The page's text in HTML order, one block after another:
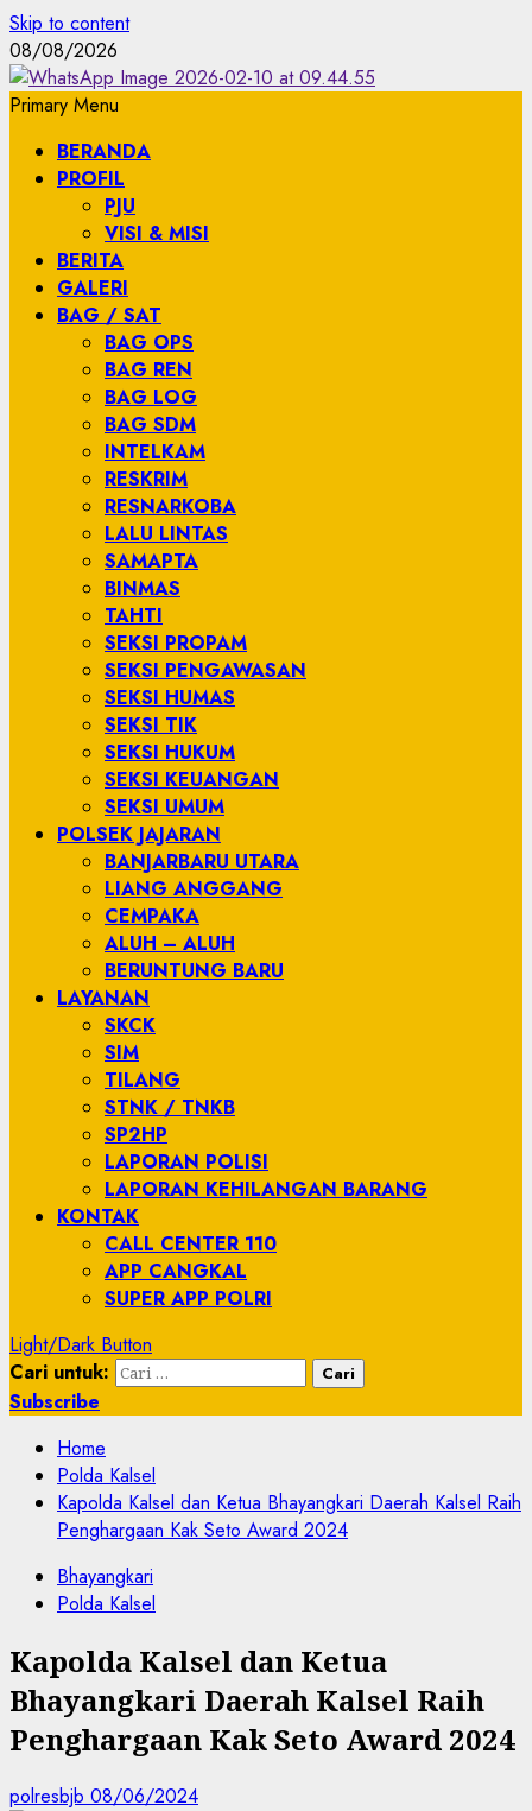
Skip to content
08/08/2026
Primary Menu
BERANDA
PROFIL
PJU
VISI & MISI
BERITA
GALERI
BAG / SAT
BAG OPS
BAG REN
BAG LOG
BAG SDM
INTELKAM
RESKRIM
RESNARKOBA
LALU LINTAS
SAMAPTA
BINMAS
TAHTI
SEKSI PROPAM
SEKSI PENGAWASAN
SEKSI HUMAS
SEKSI TIK
SEKSI HUKUM
SEKSI KEUANGAN
SEKSI UMUM
POLSEK JAJARAN
BANJARBARU UTARA
LIANG ANGGANG
CEMPAKA
ALUH – ALUH
BERUNTUNG BARU
LAYANAN
SKCK
SIM
TILANG
STNK / TNKB
SP2HP
LAPORAN POLISI
LAPORAN KEHILANGAN BARANG
KONTAK
CALL CENTER 110
APP CANGKAL
SUPER APP POLRI
Light/Dark Button
Cari untuk:
Subscribe
Home
Polda Kalsel
Kapolda Kalsel dan Ketua Bhayangkari Daerah Kalsel Raih
Penghargaan Kak Seto Award 2024
Bhayangkari
Polda Kalsel
Kapolda Kalsel dan Ketua
Bhayangkari Daerah Kalsel Raih
Penghargaan Kak Seto Award 2024
polresbjb 08/06/2024